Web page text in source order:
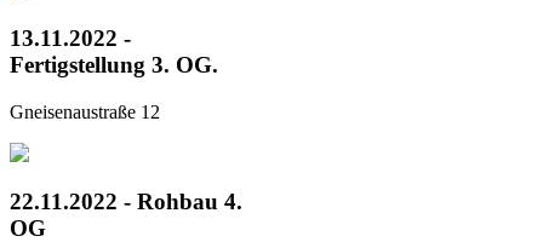
13.11.2022 -
Fertigstellung 3. OG.
Gneisenaustraße 12
22.11.2022 - Rohbau 4.
OG